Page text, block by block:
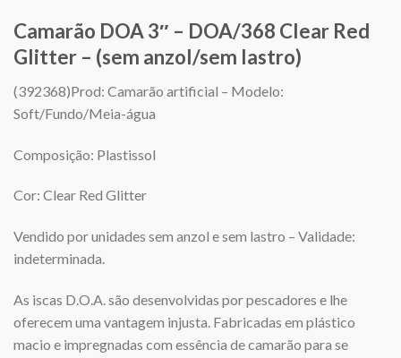
Camarão DOA 3″ – DOA/368 Clear Red
Glitter – (sem anzol/sem lastro)
(392368)Prod: Camarão artificial – Modelo:
Soft/Fundo/Meia-água
Composição: Plastissol
Cor: Clear Red Glitter
Vendido por unidades sem anzol e sem lastro – Validade:
indeterminada.
As iscas D.O.A. são desenvolvidas por pescadores e lhe
oferecem uma vantagem injusta. Fabricadas em plástico
macio e impregnadas com essência de camarão para se